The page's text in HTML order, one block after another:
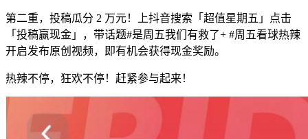
第二重，投稿瓜分 2 万元！上抖音搜索「超值星期五」点击
「投稿赢现金」，带话题#是周五我们有救了+ #周五看球热辣
开启发布原创视频，即有机会获得现金奖励。
热辣不停，狂欢不停！赶紧参与起来！